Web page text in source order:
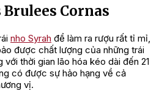
Cornas
nho Syrah để làm ra rượu rất tỉ mỉ,
được chất lượng của những trái
thời gian lão hóa kéo dài đến 21
có được sự hảo hạng về cả
vị.